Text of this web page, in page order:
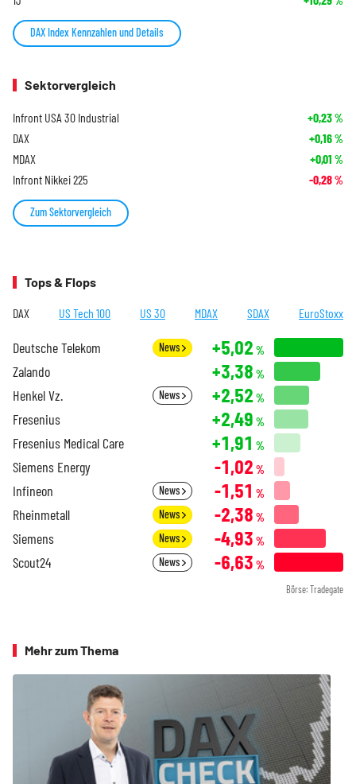
DAX Index Kennzahlen und Details
Sektorvergleich
Infront USA 30 Industrial +0,23%
DAX +0,16%
MDAX +0,01 %
Infront Nikkei 225 -0,28%
Zum Sektorvergleich
Tops & Flops
DAX US Tech 100 US 30 MDAX SDAX EuroStoxx
Deutsche Telekom News +5,02 %
Zalando +3,38 %
Henkel Vz. News +2,52 %
Fresenius +2,49 %
Fresenius Medical Care +1,91 %
Siemens Energy -1,02 %
Infineon News -1,51 %
Rheinmetall News -2,38 %
Siemens News -4,93 %
Scout24 News -6,63 %
Börse: Tradegate
Mehr zum Thema